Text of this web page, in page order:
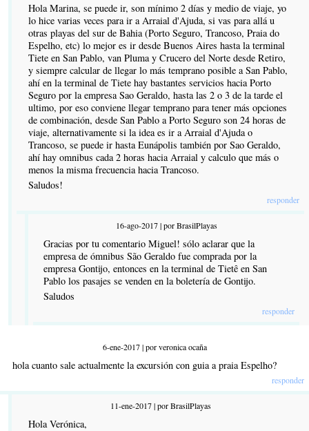
Hola Marina, se puede ir, son mínimo 2 días y medio de viaje, yo
lo hice varias veces para ir a Arraial d'Ajuda, si vas para allá u
otras playas del sur de Bahia (Porto Seguro, Trancoso, Praia do
Espelho, etc) lo mejor es ir desde Buenos Aires hasta la terminal
Tiete en San Pablo, van Pluma y Crucero del Norte desde Retiro,
y siempre calcular de llegar lo más temprano posible a San Pablo,
ahí en la terminal de Tiete hay bastantes servicios hacia Porto
Seguro por la empresa Sao Geraldo, hasta las 2 o 3 de la tarde el
ultimo, por eso conviene llegar temprano para tener más opciones
de combinación, desde San Pablo a Porto Seguro son 24 horas de
viaje, alternativamente si la idea es ir a Arraial d'Ajuda o
Trancoso, se puede ir hasta Eunápolis también por Sao Geraldo,
ahí hay omnibus cada 2 horas hacia Arraial y calculo que más o
menos la misma frecuencia hacia Trancoso.
Saludos!
responder
16-ago-2017 | por BrasilPlayas
Gracias por tu comentario Miguel! sólo aclarar que la
empresa de ómnibus São Geraldo fue comprada por la
empresa Gontijo, entonces en la terminal de Tietê en San
Pablo los pasajes se venden en la boletería de Gontijo.
Saludos
responder
6-ene-2017 | por veronica ocaña
hola cuanto sale actualmente la excursión con guia a praia Espelho?
responder
11-ene-2017 | por BrasilPlayas
Hola Verónica,